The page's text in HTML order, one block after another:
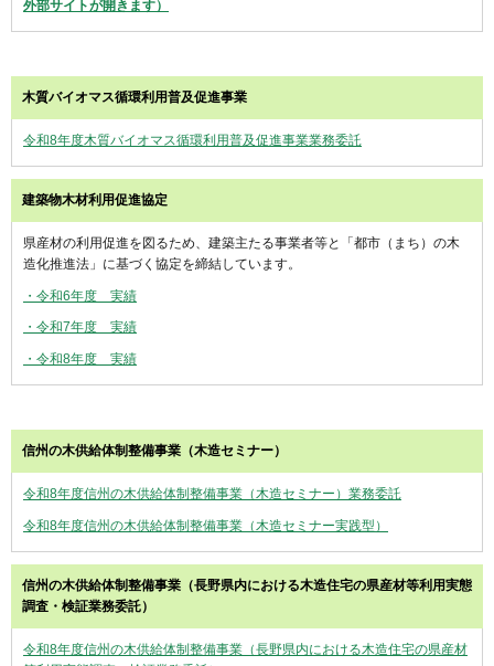
外部サイトが開きます）
木質バイオマス循環利用普及促進事業
令和8年度木質バイオマス循環利用普及促進事業業務委託
建築物木材利用促進協定
県産材の利用促進を図るため、建築主たる事業者等と「都市（まち）の木
造化推進法」に基づく協定を締結しています。
・令和6年度 実績
・令和7年度 実績
・令和8年度 実績
信州の木供給体制整備事業（木造セミナー）
令和8年度信州の木供給体制整備事業（木造セミナー）業務委託
令和8年度信州の木供給体制整備事業（木造セミナー実践型）
信州の木供給体制整備事業（長野県内における木造住宅の県産材等利用実態
調査・検証業務委託）
令和8年度信州の木供給体制整備事業（長野県内における木造住宅の県産材